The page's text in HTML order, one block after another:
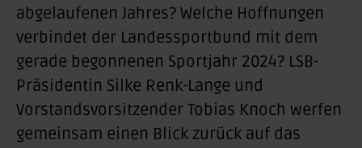
abgelaufenen Jahres? Welche Hoffnungen
verbindet der Landessportbund mit dem
gerade begonnenen Sportjahr 2024? LSB-
Präsidentin Silke Renk-Lange und
Vorstandsvorsitzender Tobias Knoch werfen
gemeinsam einen Blick zurück auf das